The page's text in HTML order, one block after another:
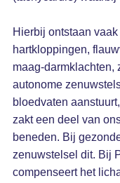
Hierbij ontstaan
hartkloppingen,
maag-darmklachten,
autonome
bloedvaten
zakt een deel van
beneden. Bij
zenuwstelsel dit. Bij
compenseert het